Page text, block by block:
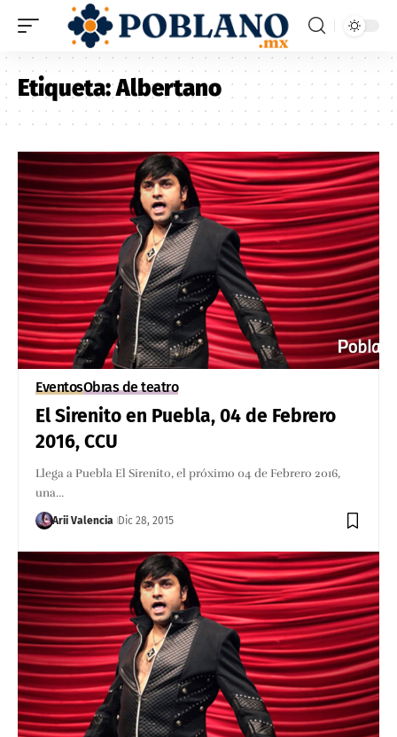
Etiqueta:Albertano
EventosObras de teatro
El Sirenito en Puebla, 04 de Febrero
2016, CCU
Llega a Puebla El Sirenito, el próximo 04 de Febrero 2016,
una…
Arii Valencia Dic 28, 2015